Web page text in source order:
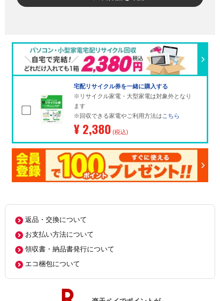
宅配リサイクル券を一緒に購入する
※リサイクル家電・大型家電は対象外となり
ます
※回収できる家電やご利用方法はこちら
¥ 2,380 (税込)
返品・交換について
お支払い方法について
領収書・納品書発行について
エコ梱包について